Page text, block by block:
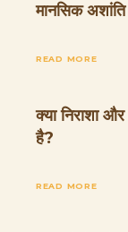
मानसिक
READ MORE
क्या निराशा और
है?
READ MORE